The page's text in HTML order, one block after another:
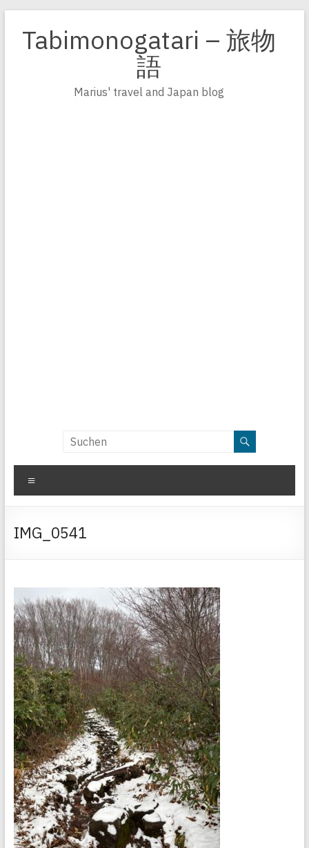
Inhalt
springen
Tabimonogatari – 旅物
語
Marius' travel and Japan blog
IMG_0541